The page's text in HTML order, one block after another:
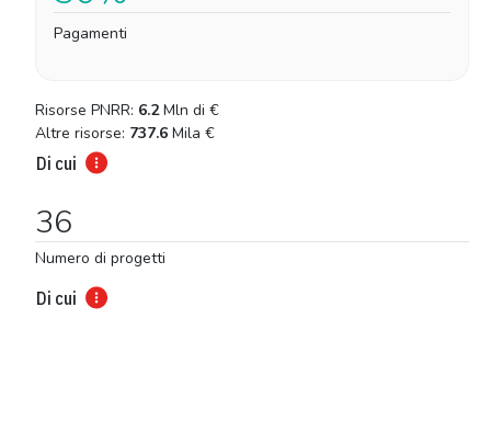
Pagamenti
Risorse PNRR: 6.2 Mln di €
Altre risorse: 737.6 Mila €
Di cui
36
Numero di progetti
Di cui